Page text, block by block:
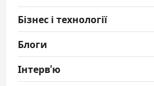
Бізнес і технології
Блоги
Інтерв'ю